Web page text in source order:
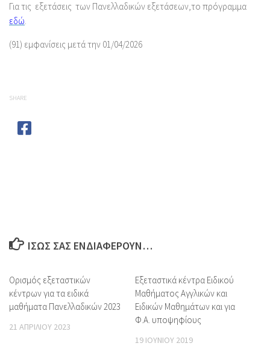
Για τις εξετάσεις των Πανελλαδικών εξετάσεων,το πρόγραμμα
εδώ.
(91) εμφανίσεις μετά την 01/04/2026
SHARE
ΊΣΩΣ ΣΑΣ ΕΝΔΙΑΦΈΡΟΥΝ…
Ορισμός εξεταστικών
κέντρων για τα ειδικά
μαθήματα Πανελλαδικών 2023
21 ΑΠΡΙΛΊΟΥ 2023
Εξεταστικά κέντρα Ειδικού
Μαθήματος Αγγλικών και
Ειδικών Μαθημάτων και για
Φ.Α. υποψηφίους
19 ΙΟΥΝΊΟΥ 2019